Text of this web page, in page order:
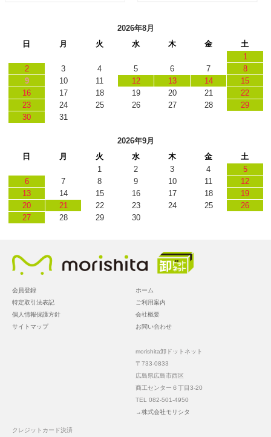
2026年8月
日
月 火 水 木 金
土
1
2
3 4 5 6 7
8
9
10 11 12 13 14
15
16
17 18 19 20 21
22
23
24 25 26 27 28
29
30
31
2026年9月
日
月 火 水 木 金
土
1
2 3 4
5
6
7 8 9 10 11
12
13
14 15 16 17 18
19
20
21 22 23 24 25
26
27
28 29 30
ホーム
ご利用案内
会社概要
お問い合わせ
会員登録
特定取引法表記
個人情報保護方針
サイトマップ
morishita卸ドットネット
〒733-0833
広島県広島市西区
商工センター６丁目3-20
TEL 082-501-4950
→株式会社モリシタ
クレジットカード決済